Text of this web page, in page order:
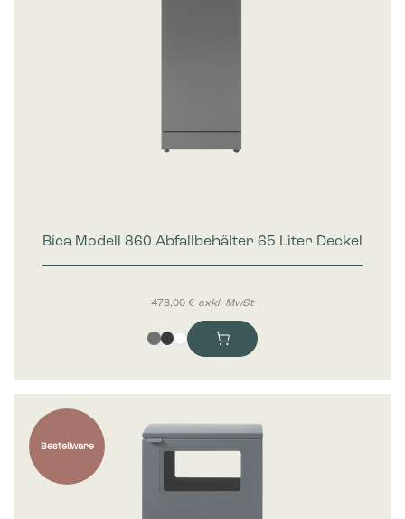
Bica Modell 860 Abfallbehälter 65 Liter Deckel
478,00€ exkl. MwSt
Bestellware